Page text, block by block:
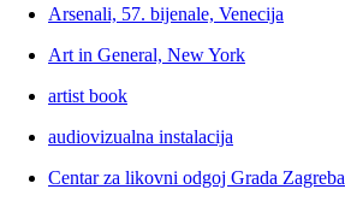
Arsenali, 57. bijenale, Venecija
Art in General, New York
artist book
audiovizualna instalacija
Centar za likovni odgoj Grada Zagreba